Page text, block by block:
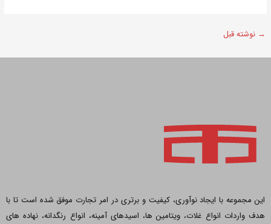
→ نوشته قبل
این مجموعه با ایجاد نوآوری، کیفیت و برتری در امر تجارت موفق شده است تا با
هدف واردات انواع غلات، ویتامین ها، اسیدهای آمینه، انواع رنگدانه، نهاده های